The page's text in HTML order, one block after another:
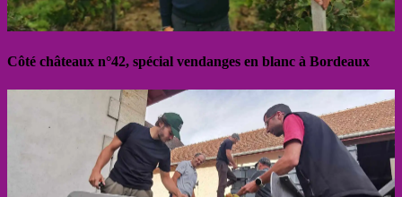
Côté châteaux n°42, spécial vendanges en blanc à Bordeaux